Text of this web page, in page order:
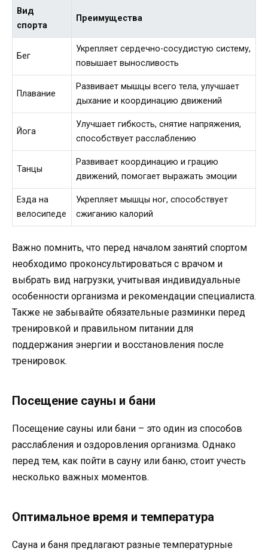
Вид
спорта
Преимущества
Бег
Укрепляет сердечно-сосудистую систему,
повышает выносливость
Плавание
Развивает мышцы всего тела, улучшает
дыхание и координацию движений
Йога
Улучшает гибкость, снятие напряжения,
способствует расслаблению
Танцы
Развивает координацию и грацию
движений, помогает выражать эмоции
Езда на
велосипеде
Укрепляет мышцы ног, способствует
сжиганию калорий
Важно помнить, что перед началом занятий спортом
необходимо проконсультироваться с врачом и
выбрать вид нагрузки, учитывая индивидуальные
особенности организма и рекомендации специалиста.
Также не забывайте обязательные разминки перед
тренировкой и правильном питании для
поддержания энергии и восстановления после
тренировок.
Посещение сауны и бани
Посещение сауны или бани – это один из способов
расслабления и оздоровления организма. Однако
перед тем, как пойти в сауну или баню, стоит учесть
несколько важных моментов.
Оптимальное время и температура
Сауна и баня предлагают разные температурные